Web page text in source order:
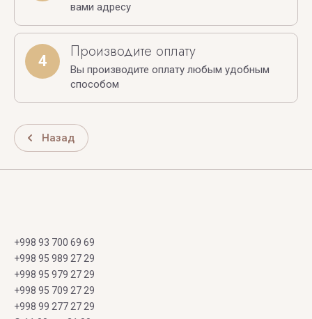
вами адресу
4 Производите оплату
Вы производите оплату любым удобным
способом
Назад
+998 93 700 69 69
+998 95 989 27 29
+998 95 979 27 29
+998 95 709 27 29
+998 99 277 27 29